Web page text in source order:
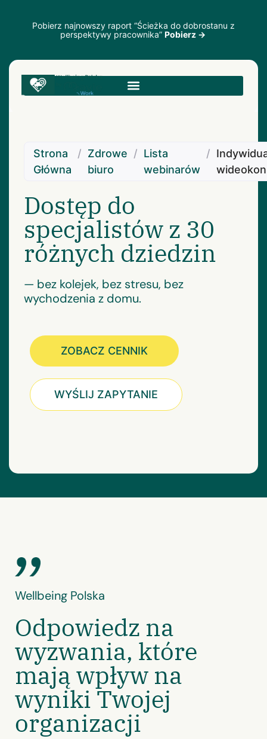
Pobierz najnowszy raport “Ścieżka do dobrostanu z
perspektywy pracownika” Pobierz →
Strona
Główna
/ Zdrowe
biuro
/ Lista
webinarów
/
Dostęp do
specjalistów z 30
różnych dziedzin
— bez kolejek, bez stresu, bez
wychodzenia z domu.
ZOBACZ CENNIK
WYŚLIJ ZAPYTANIE
Wellbeing Polska
Odpowiedz na
wyzwania, które
mają wpływ na
wyniki Twojej
organizacji